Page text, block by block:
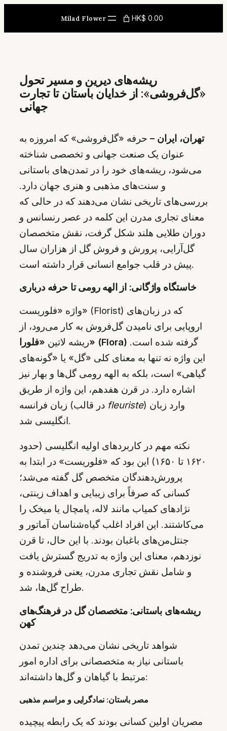
content
Milad Flower HK$ 0.00
ریشه‌های دیرین و مسیر تحول
«گل‌فروشی»: از خدایان باستان تا تجارت
جهانی
تهران، ایران – حرفه «گل‌فروشی» که امروزه به
عنوان یک صنعت جهانی و تخصصی شناخته
می‌شود، ریشه‌های خود را در تمدن‌های باستانی
و سنت‌های مذهبی و هنری جهان دارد.
بررسی‌های تاریخی نشان می‌دهند که در حالی که
معنای تجاری مدرن این کلمه در عصر رنسانس و
دوران طلایی هلند شکل گرفت، نقش متخصصان
گل‌آرایی، پرورش و فروش گل از هزاران سال
پیش در قلب جوامع انسانی قرار داشته است.
خاستگاه واژگانی: از الهه رومی تا حرفه درباری
واژه «فلوریست» (Florist) که در زبان‌های
اروپایی برای نامیدن گل‌فروش به کار می‌رود، از
ریشه لاتین«فلورا» (Flora)
این واژه نه تنها به معنای کلی «گل» یا «گونه‌های
گیاهی» است، بلکه به الهه رومی گل‌ها و بهار نیز
اشاره دارد. در قرن هفدهم، این واژه از طریق
fleuriste) وارد زبان
انگلیسی شد.
نکته مهم در کاربردهای اولیه انگلیسی (حدود
۱۶۲۰ تا ۱۶۵۰) این بود که «فلوریست» در ابتدا به
پرورش‌دهندگان متخصص گل گفته می‌شد؛
کسانی که صرفاً برای زیبایی و اهداف زینتی،
نژادهای کمیاب مانند لاله، پامچال یا میخک را
می‌کاشتند. این افراد اغلب گیاه‌شناسان آماتور و
جنتل‌من‌های باغبان بودند. با این حال، تا قرن
نوزدهم، معنای این واژه به تدریج گسترش یافت
و شامل نقش تجاری مدرن، یعنی فروشنده و
طراح گل‌ها، شد.
ریشه‌های باستانی: متخصصان گل در فرهنگ‌های
کهن
شواهد تاریخی نشان می‌دهد چندین تمدن
باستانی نیاز به متخصصانی برای اداره امور
مرتبط با گیاهان و گل‌ها داشته‌اند:
مصر باستان: نمادگرایی و مراسم مذهبی
مصریان اولین کسانی بودند که یک رابطه پیچیده